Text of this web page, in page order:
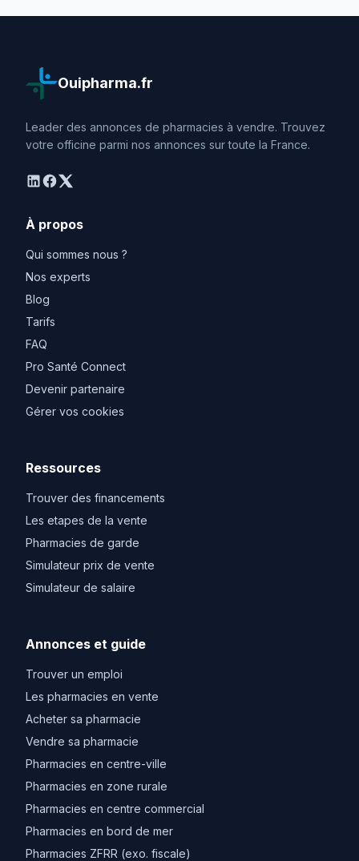
Ouipharma.fr
Leader des annonces de pharmacies à vendre. Trouvez
votre officine parmi nos annonces sur toute la France.
linkedin
facebook
twitter
À propos
Qui sommes nous ?
Nos experts
Blog
Tarifs
FAQ
Pro Santé Connect
Devenir partenaire
Gérer vos cookies
Ressources
Trouver des financements
Les etapes de la vente
Pharmacies de garde
Simulateur prix de vente
Simulateur de salaire
Annonces et guide
Trouver un emploi
Les pharmacies en vente
Acheter sa pharmacie
Vendre sa pharmacie
Pharmacies en centre-ville
Pharmacies en zone rurale
Pharmacies en centre commercial
Pharmacies en bord de mer
Pharmacies ZFRR (exo. fiscale)